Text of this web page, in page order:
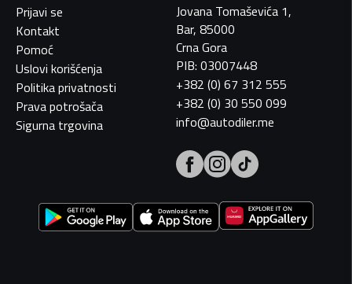
Prijavi se
Kontakt
Pomoć
Uslovi korišćenja
Politika privatnosti
Prava potrošača
Sigurna trgovina
Jovana Tomaševića 1,
Bar, 85000
Crna Gora
PIB: 03007448
+382 (0) 67 312 555
+382 (0) 30 550 099
info@autodiler.me